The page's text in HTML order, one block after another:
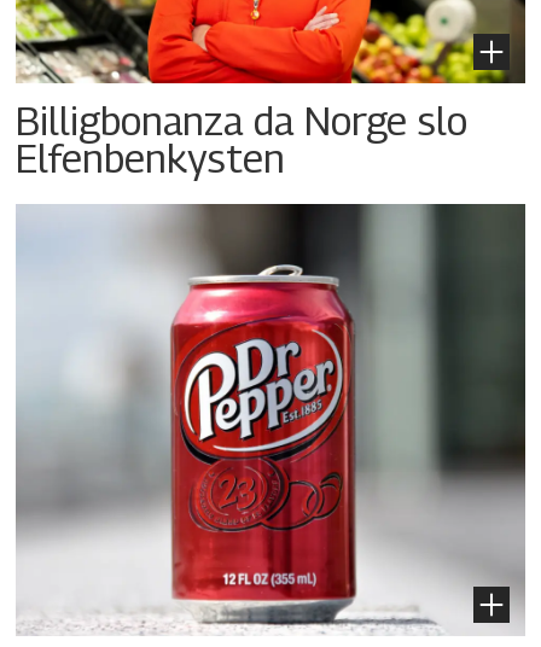
Billigbonanza da Norge slo
Elfenbenkysten